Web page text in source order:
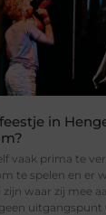
in
vaak prima te
te spelen en er
waar zij mee
uitgangspunt